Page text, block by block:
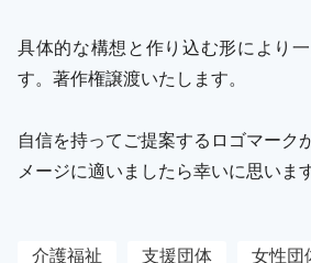
具体的な構想と作り込む形により
す。著作権譲渡いたします。
自信を持ってご提案するロゴマーク
メージに適いましたら幸いに思います
介護福祉 支援団体 女性団